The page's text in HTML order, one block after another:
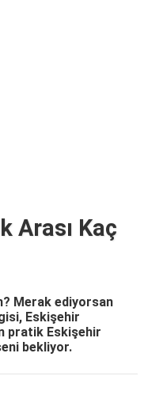
Arası Kaç
Merak ediyorsan
Eskişehir
pratik Eskişehir
bekliyor.